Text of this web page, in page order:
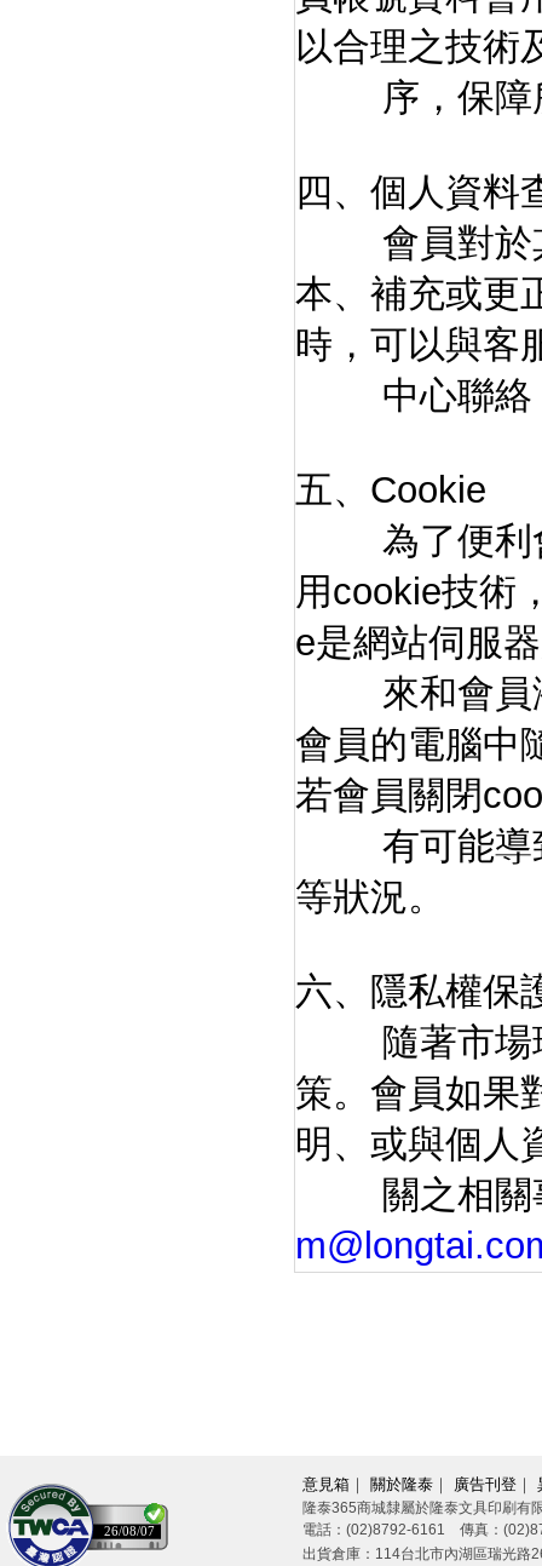
以合理之技術
序，保障所
四、個人資料
會員對於其
本、補充或更
時，可以與客
中心聯絡，
五、Cookie
為了便利會
用cookie技術
e是網站伺服
來和會員瀏
會員的電腦中
若會員關閉
有可能導致
等狀況。
六、隱私權保
隨著市場環
策。會員如果
明、或與個人
關之相關事
26/08/07
意見箱 ｜ 關於隆泰 ｜ 廣告刊登 ｜
隆泰365商城隸屬於隆泰文具印刷有
電話：(02)8792-6161 傳真：
出貨倉庫：114台北市內湖區瑞光路